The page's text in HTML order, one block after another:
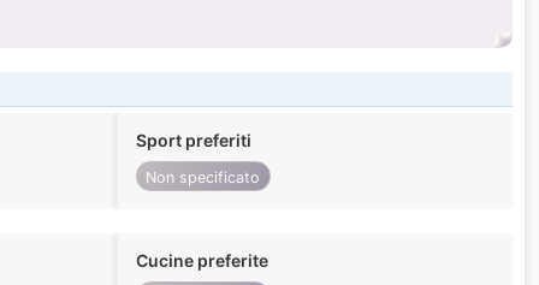
Sport preferiti
Non specificato
Cucine preferite